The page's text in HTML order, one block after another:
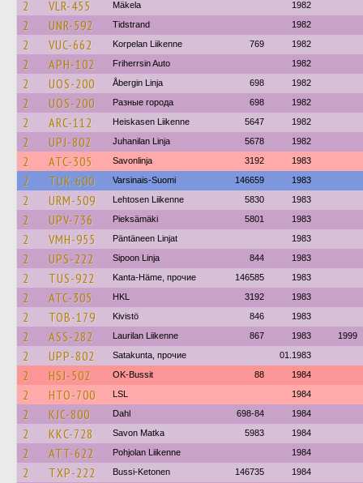
2 VLR-455 Mäkela 1982
2 UNR-592 Tidstrand 1982
2 VUC-662 Korpelan Liikenne 769 1982
2 APH-102 Friherrsin Auto 1982
2 UOS-200 Åbergin Linja 698 1982
2 UOS-200 Разные города 698 1982
2 ARC-112 Heiskasen Liikenne 5647 1982
2 UPJ-802 Juhanilan Linja 5678 1982
2 ATC-305 Savonlinja 3192 1983
2 TUK-600 Varsinais-Suomi 146659 1983
2 URM-509 Lehtosen Liikenne 5830 1983
2 UPV-736 Pieksämäki 5801 1983
2 VMH-955 Päntäneen Linjat 1983
2 UPS-222 Sipoon Linja 844 1983
2 TUS-922 Kanta-Häme, прочие 146585 1983
2 ATC-305 HKL 3192 1983
2 TOB-179 Kivistö 846 1983
2 ASS-282 Laurilan Liikenne 867 1983 1999
2 UPP-802 Satakunta, прочие 01.1983
2 HSJ-502 OK-Bussit 88 1984
2 HTO-700 LSL 1984
2 KJC-800 Dahl 698-84 1984
2 KKC-728 Savon Matka 5983 1984
2 ATT-622 Pohjolan Liikenne 1984
2 TXP-222 Bussi-Ketonen 146735 1984